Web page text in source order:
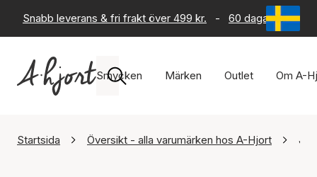
Snabb leverans & fri frakt över 499 kr. - 60 dagars
Smycken Märken Outlet Om A-
Startsida Översikt - alla varumärken hos A-Hjort